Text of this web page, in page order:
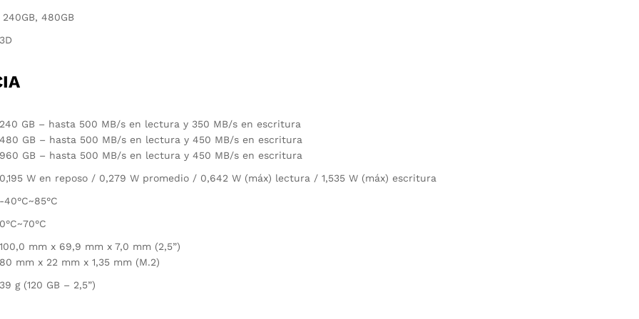
240GB, 480GB
3D
240 GB – hasta 500 MB/s en lectura y 350 MB/s en escritura
480 GB – hasta 500 MB/s en lectura y 450 MB/s en escritura
960 GB – hasta 500 MB/s en lectura y 450 MB/s en escritura
0,195 W en reposo / 0,279 W promedio / 0,642 W (máx) lectura / 1,535 W (máx) escritura
-40°C~85°C
0°C~70°C
100,0 mm x 69,9 mm x 7,0 mm (2,5”)
80 mm x 22 mm x 1,35 mm (M.2)
39 g (120 GB – 2,5”)